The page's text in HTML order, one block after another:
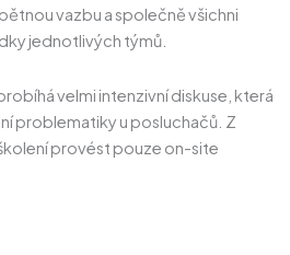
vazbu a společně všichni
jednotlivých týmů.
velmi intenzivní diskuse, která
problematiky u posluchačů. Z
provést pouze on-site